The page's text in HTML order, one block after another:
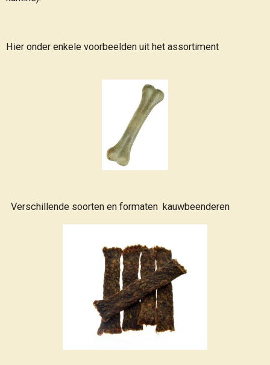
Hier onder enkele voorbeelden uit het assortiment
Verschillende soorten en formaten kauwbeenderen